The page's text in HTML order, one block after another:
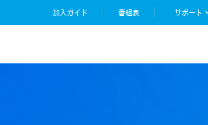
加入ガイド 番組表 サポート